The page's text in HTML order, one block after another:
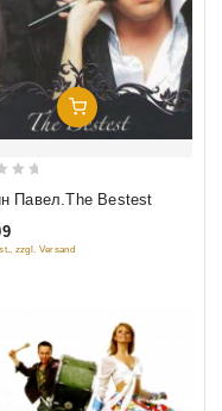
Добавить В Корзину
Павел.The Bestest
zzgl. Versand